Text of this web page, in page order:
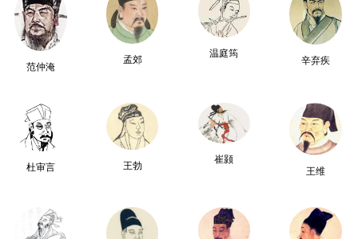
范仲淹
孟郊
温庭筠
辛弃疾
杜审言 王勃
崔颢
王维